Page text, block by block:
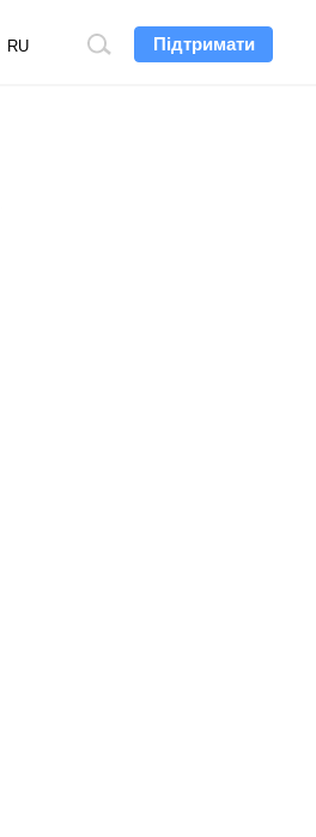
Підтримати
Пошук
RU